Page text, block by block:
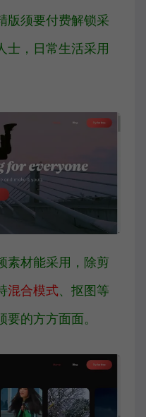
版须要付费解锁采
士，日常生活采用
素材能采用，除剪
混合模式、抠图等
的方方面面。